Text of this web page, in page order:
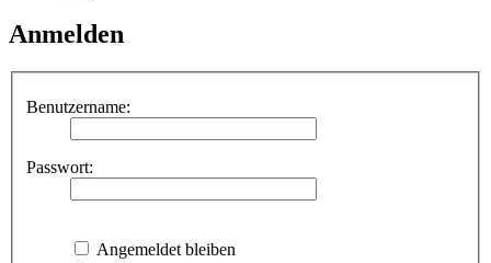
Anmelden
Benutzername:
Passwort:
Angemeldet bleiben